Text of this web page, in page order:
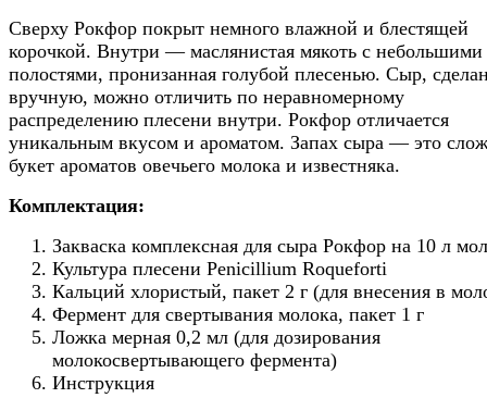
Сверху Рокфор покрыт немного влажной и блестящей
корочкой. Внутри — маслянистая мякоть с небольшими
полостями, пронизанная голубой плесенью. Сыр,
вручную, можно отличить по неравномерному
распределению плесени внутри. Рокфор отличается
уникальным вкусом и ароматом. Запах сыра — это
букет ароматов овечьего молока и известняка.
Комплектация:
Закваска комплексная для сыра Рокфор на 10 л
Культура плесени Penicillium Roqueforti
Кальций хлористый, пакет 2 г (для внесения в
Фермент для свертывания молока, пакет 1 г
Ложка мерная 0,2 мл (для дозирования
молокосвертывающего фермента)
Инструкция